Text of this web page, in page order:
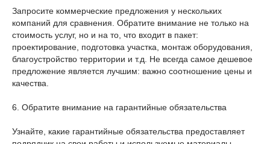
Запросите коммерческие предложения у нескольких
компаний для сравнения. Обратите внимание не только на
стоимость услуг, но и на то, что входит в пакет:
проектирование, подготовка участка, монтаж оборудования,
благоустройство территории и т.д. Не всегда самое дешевое
предложение является лучшим: важно соотношение цены и
качества.
6. Обратите внимание на гарантийные обязательства
Узнайте, какие гарантийные обязательства предоставляет